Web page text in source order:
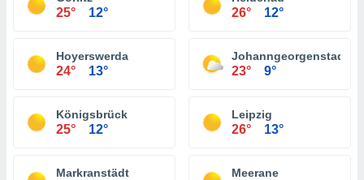
25° 12° 26° 12°
Hoyerswerda
24° 13°
Johanngeorgenstadt
23° 9°
Königsbrück
25° 12°
Leipzig
26° 13°
Markranstädt Meerane